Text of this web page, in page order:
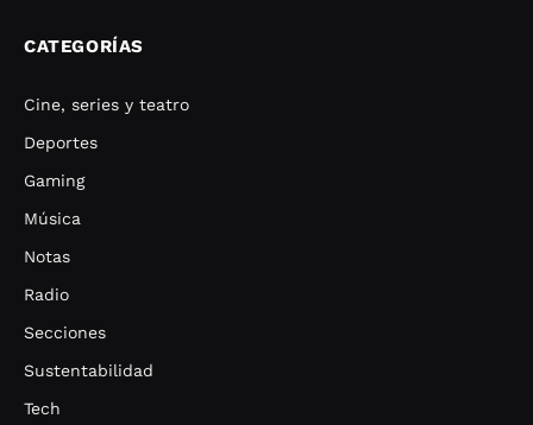
CATEGORÍAS
Cine, series y teatro
Deportes
Gaming
Música
Notas
Radio
Secciones
Sustentabilidad
Tech